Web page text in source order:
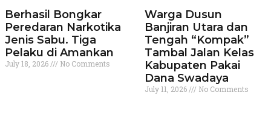
Berhasil Bongkar
Peredaran Narkotika
Jenis Sabu. Tiga
Pelaku di Amankan
July 18, 2026 No Comments
Warga Dusun
Banjiran Utara dan
Tengah “Kompak”
Tambal Jalan Kelas
Kabupaten Pakai
Dana Swadaya
July 11, 2026 No Comments